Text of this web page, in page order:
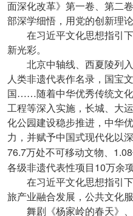
面深化改革》第一卷、第二
部深学细悟，用党的创新理
在习近平文化思想指引
新光彩。
北京中轴线、西夏陵列
人类非遗代表作名录，国宝
国……随着中华优秀传统文
工程等深入实施，长城、大
化公园建设稳步推进，中华
力，并赋予中国式现代化以
76.7万处不可移动文物、 1.08
各级非遗代表性项目 10万余项
在习近平文化思想指引
旅产业融合发展，公共文化
舞剧《杨家岭的春天》